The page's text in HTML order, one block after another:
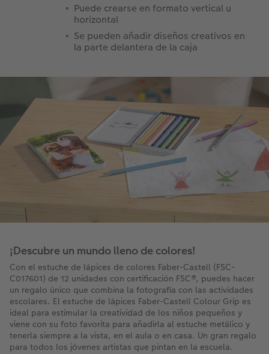
Puede crearse en formato vertical u
horizontal
Se pueden añadir diseños creativos en
la parte delantera de la caja
¡Descubre un mundo lleno de colores!
Con el estuche de lápices de colores Faber-Castell (FSC-
C017601) de 12 unidades con certificación FSC®, puedes hacer
un regalo único que combina la fotografía con las actividades
escolares. El estuche de lápices Faber-Castell Colour Grip es
ideal para estimular la creatividad de los niños pequeños y
viene con su foto favorita para añadirla al estuche metálico y
tenerla siempre a la vista, en el aula o en casa. Un gran regalo
para todos los jóvenes artistas que pintan en la escuela.